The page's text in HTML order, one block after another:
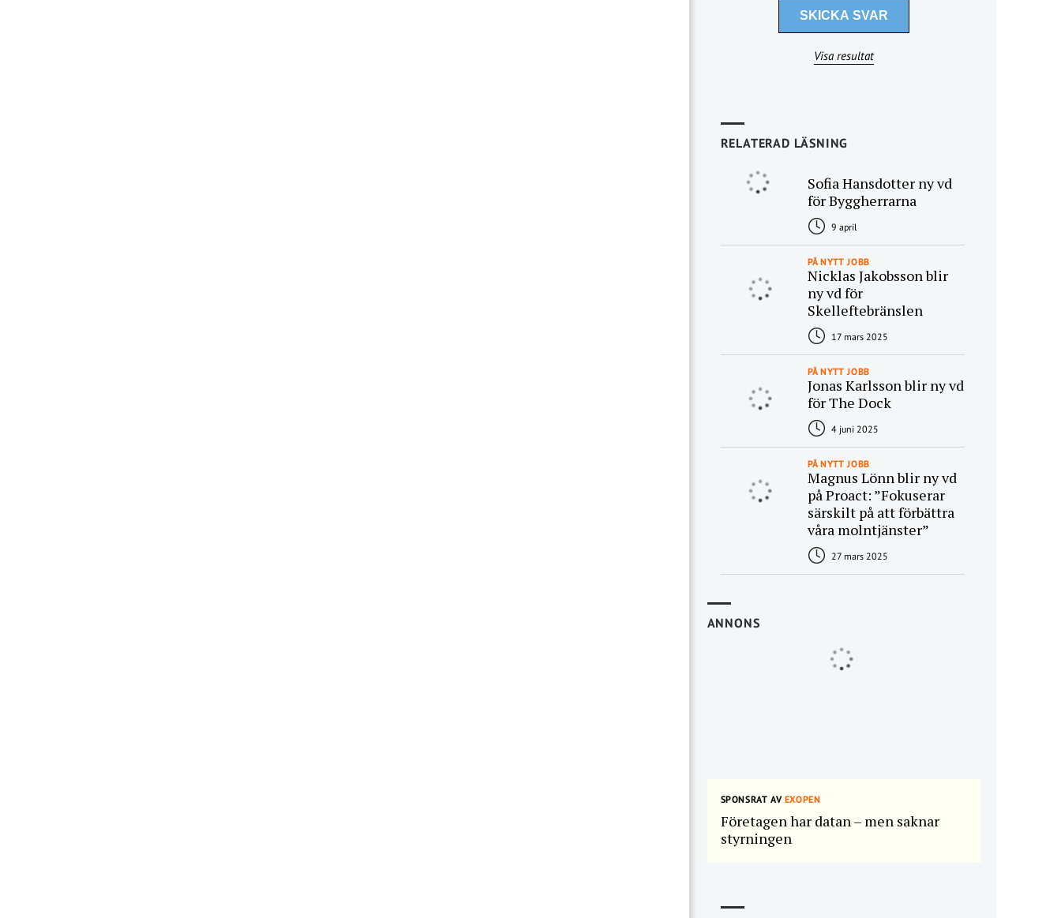
Visa resultat
RELATERAD LÄSNING
Sofia Hansdotter ny vd
för Byggherrarna
9 april
PÅ NYTT JOBB
Nicklas Jakobsson blir
ny vd för
Skelleftebränslen
17 mars 2025
PÅ NYTT JOBB
Jonas Karlsson blir ny vd
för The Dock
4 juni 2025
PÅ NYTT JOBB
Magnus Lönn blir ny vd
på Proact: ”Fokuserar
särskilt på att förbättra
våra molntjänster”
27 mars 2025
ANNONS
SPONSRAT AVEXOPEN
Företagen har datan – men saknar
styrningen